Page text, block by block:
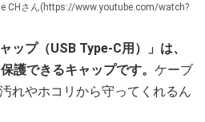
CHさん(https://www.youtube.com/watch?
ップ（USB Type-C用）」は、
護できるキャップです。 ケーブ
れやホコリから守ってくれるん